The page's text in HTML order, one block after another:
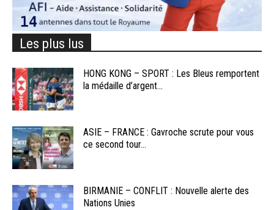
Les plus lus
HONG KONG – SPORT : Les Bleus remportent
la médaille d’argent...
ASIE – FRANCE : Gavroche scrute pour vous
ce second tour...
BIRMANIE – CONFLIT : Nouvelle alerte des
Nations Unies